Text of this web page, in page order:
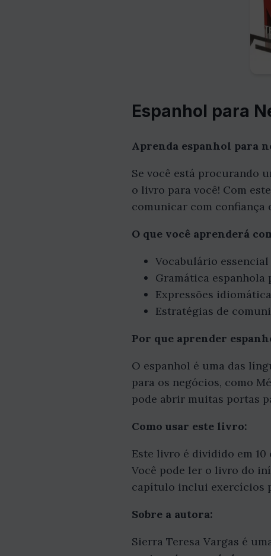
Espanhol para
Aprenda espanhol para
Se você está procurando
o livro para você! Com
comunicar com confiança
O que você aprenderá
Vocabulário
Gramática espanhola
Expressões
Estratégias de
Por que aprender
O espanhol é uma das
para os negócios, como
pode abrir muitas portas
Como usar este livro:
Este livro é dividido em
Você pode ler o livro do
capítulo inclui exercícios
Sobre a autora:
Sierra Teresa Vargas é